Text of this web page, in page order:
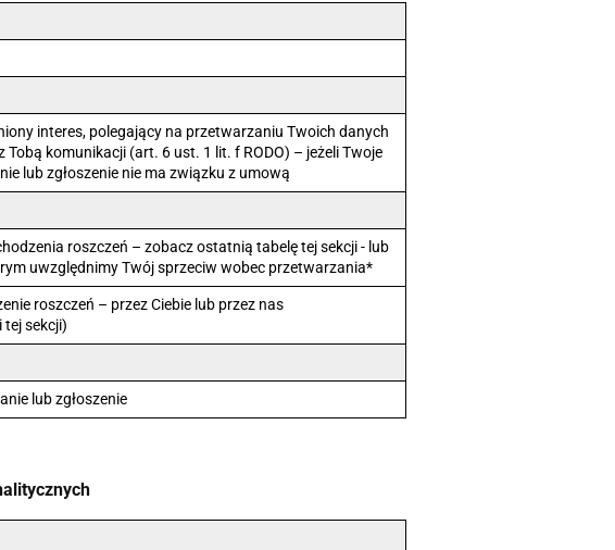
interes, polegający na przetwarzaniu Twoich danych
Tobą komunikacji (art. 6 ust. 1 lit. f RODO) – jeżeli Twoje
lub zgłoszenie nie ma związku z umową
roszczeń – zobacz ostatnią tabelę tej sekcji - lub
uwzględnimy Twój sprzeciw wobec przetwarzania*
roszczeń – przez Ciebie lub przez nas
sekcji)
lub zgłoszenie